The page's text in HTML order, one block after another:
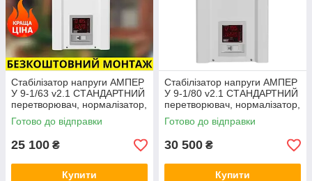
Стабілізатор напруги АМПЕР
У 9-1/63 v2.1 СТАНДАРТНИЙ
перетворювач, нормалізатор,
симісторний, тиристорни
Готово до відправки
25 100 ₴
Купити
Стабілізатор напруги АМПЕР
У 9-1/80 v2.1 СТАНДАРТНИЙ
перетворювач, нормалізатор,
симісторний, тиристорни
Готово до відправки
30 500 ₴
Купити